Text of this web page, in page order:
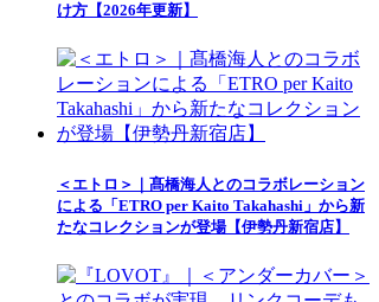
け方【2026年更新】
＜エトロ＞｜髙橋海人とのコラボレーション
による「ETRO per Kaito Takahashi」から新
たなコレクションが登場【伊勢丹新宿店】